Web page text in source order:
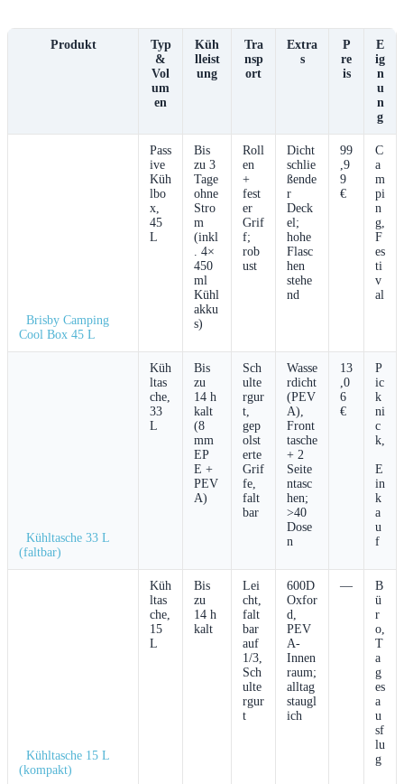
Produkt
Typ​
&
Vol
um
en
Küh
lleist
ung
Tra
nsp
ort
Extra
s
P
re
is
E
ig
n
u
n
g
‍ ‍ Brisby Camping
Cool Box 45 L
Pass
ive
Küh
lbo
x,
45
L
Bis
zu 3⁣
Tage
ohne
Stro
m
(inkl
. 4×
450‌
ml
Kühl
akku
s)
Roll
en
+
fest
er
Grif
f;
rob
ust
Dicht
schlie
ßende
r
Deck
el;
hohe‍
Flasc
hen
stehe
nd
99
,9
9
€
C
a
m
pi
n
g,
F
es
ti
v
al
‌ ⁣ Kühltasche 33 L
(faltbar)
Küh
ltas
che,
33
L
Bis
zu
⁣14 h
kalt
⁢(8
mm
‍EP
E + ​
PEV
A)
Sch
ulte
rgur
t,
⁢gep
olst
erte​
Grif
fe,‍
falt
bar
Wasse
rdicht
(PEV
A),
Front
tasche
+ 2
Seite
ntasc
hen;
>40
Dose
n
13
,0
6
€
P
ic
k
ni
c
k,
E
in
k
a
u
f
‌ ⁣ ⁢Kühltasche‌ 15 L
(kompakt)
Küh
ltas
che,
15
L
Bis‍
zu
14 h​
kalt
Lei
cht,
falt
bar⁣
auf
1/3,
Sch
ulte
rgur
t
600D⁤
Oxfor
d,
PEV
A-
Innen
raum;
alltag
staugl
ich
—
B
ü
r
o,
T
a
g
es
a
u
sf
lu
g